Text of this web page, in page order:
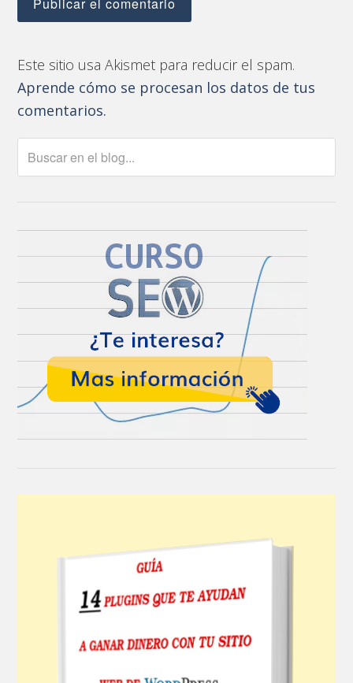
Este sitio usa Akismet para reducir el spam.
Aprende cómo se procesan los datos de tus
comentarios.